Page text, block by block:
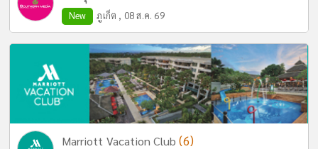
New ภูเก็ต , 08 ส.ค. 69
Marriott Vacation Club(6)